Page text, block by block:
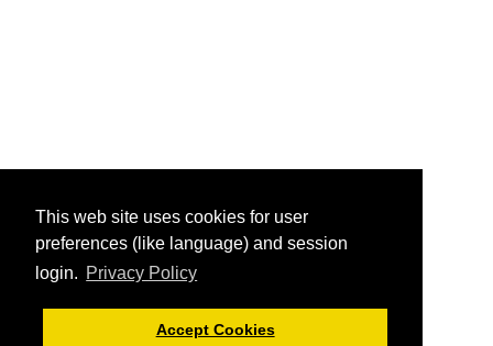
This web site uses cookies for user
preferences (like language) and session
login. Privacy Policy
Accept Cookies